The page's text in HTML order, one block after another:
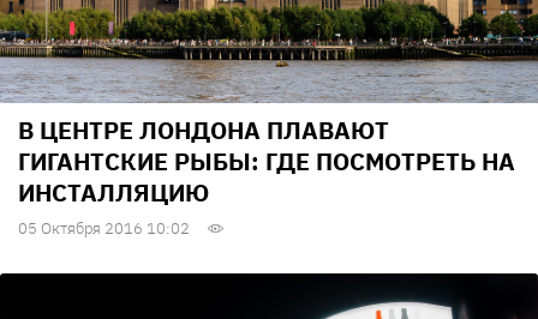
В ЦЕНТРЕ ЛОНДОНА ПЛАВАЮТ
ГИГАНТСКИЕ РЫБЫ: ГДЕ ПОСМОТРЕТЬ НА
ИНСТАЛЛЯЦИЮ
05 Октября 2016 10:02